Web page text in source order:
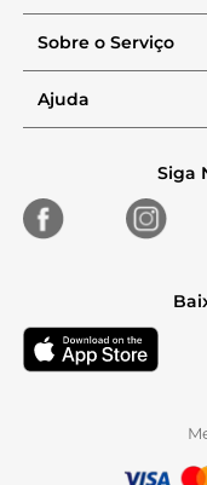
Sobre o Serviço
Ajuda
Siga